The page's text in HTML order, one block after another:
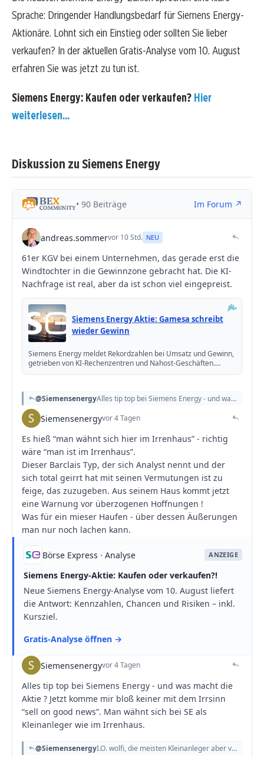
Sprache: Dringender Handlungsbedarf für Siemens Energy-
Aktionäre. Lohnt sich ein Einstieg oder sollten Sie lieber
verkaufen? In der aktuellen Gratis-Analyse vom 10. August
erfahren Sie was jetzt zu tun ist.
Siemens Energy: Kaufen oder verkaufen? Hier
weiterlesen...
Diskussion zu Siemens Energy